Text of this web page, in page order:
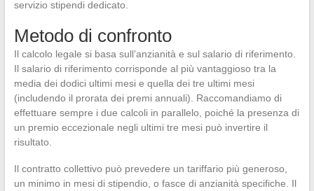
servizio stipendi dedicato.
Metodo di confronto
Il calcolo legale si basa sull’anzianità e sul salario di riferimento.
Il salario di riferimento corrisponde al più vantaggioso tra la
media dei dodici ultimi mesi e quella dei tre ultimi mesi
(includendo il prorata dei premi annuali). Raccomandiamo di
effettuare sempre i due calcoli in parallelo, poiché la presenza di
un premio eccezionale negli ultimi tre mesi può invertire il
risultato.
Il contratto collettivo può prevedere un tariffario più generoso,
un minimo in mesi di stipendio, o fasce di anzianità specifiche. Il